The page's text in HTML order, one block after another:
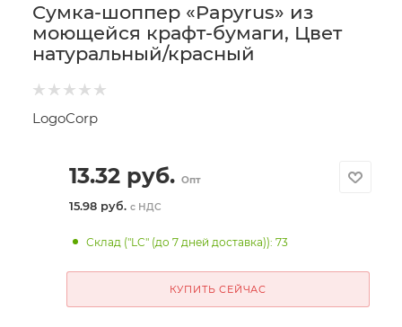
Сумка-шоппер «Papyrus» из
моющейся крафт-бумаги, Цвет
натуральный/красный
LogoCorp
13.32руб. Опт
15.98 руб. с НДС
Склад ("LC" (до 7 дней доставка)): 73
КУПИТЬ СЕЙЧАС